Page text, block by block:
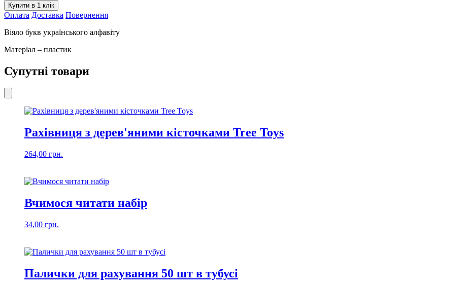
Купити в 1 клік
Оплата Доставка Повернення
Віяло букв українського алфавіту
Матеріал – пластик
Супутні товари
Рахівниця з дерев'яними кісточками Tree Toys
264,00 грн.
Вчимося читати набір
34,00 грн.
Палички для рахування 50 шт в тубусі